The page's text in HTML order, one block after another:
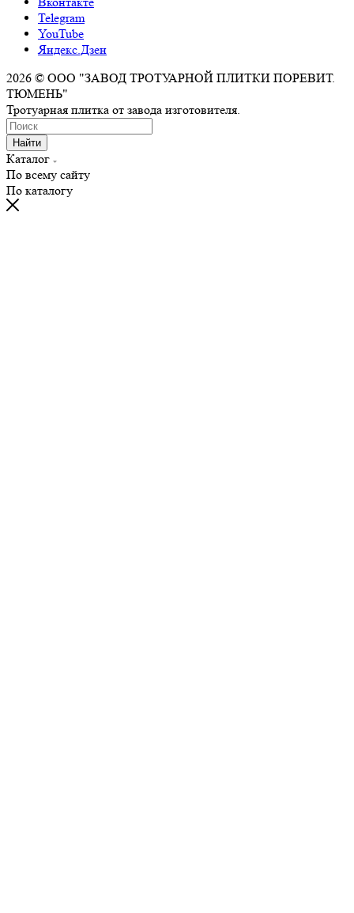
Telegram
YouTube
Яндекс.Дзен
2026 © ООО "ЗАВОД ТРОТУАРНОЙ ПЛИТКИ ПОРЕВИТ.
ТЮМЕНЬ"
Тротуарная плитка от завода изготовителя.
Найти
Каталог
По всему сайту
По каталогу